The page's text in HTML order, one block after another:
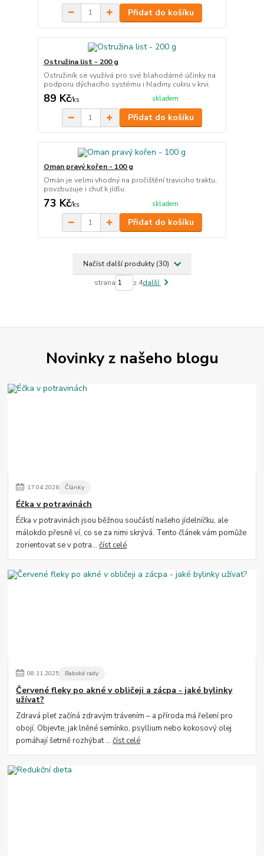
Přidat do košíku
Ostružina list - 200 g
Ostružiník se využívá pro své blahodárné účinky na
podporu dýchacího systému i hladiny cukru v krvi.
89 Kč/ks skladem
Přidat do košíku
Oman pravý kořen - 100 g
Omán je velmi vhodný na pročištění traviciho traktu,
povzbuzuje i chuť k jídlu.
73 Kč/ks skladem
Přidat do košíku
Načíst další produkty (30)
strana z 4další
Novinky z našeho blogu
17.04.2026 Články
Éčka v potravinách
Éčka v potravinách jsou běžnou součástí našeho jídelníčku, ale
málokdo přesně ví, co se za nimi skrývá. Tento článek vám pomůže
zorientovat se v potra...číst celé
08.11.2025 Babské rady
Červené fleky po akné v obličeji a zácpa - jaké bylinky
užívat?
Zdravá pleť začíná zdravým trávením – a příroda má řešení pro
obojí. Objevte, jak lněné semínko, psyllium nebo kokosový olej
pomáhají šetrně rozhýbat ...číst celé